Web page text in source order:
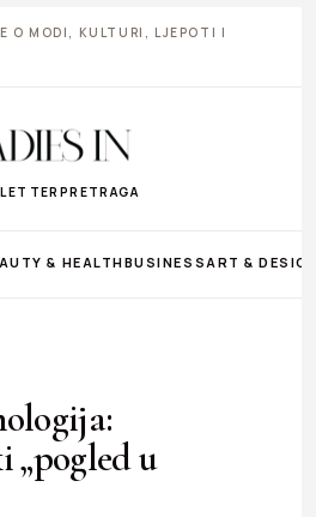
O MODI, KULTURI, LJEPOTI I
PRETRAGA
& HEALTHBUSINESS ART &
„pogled u